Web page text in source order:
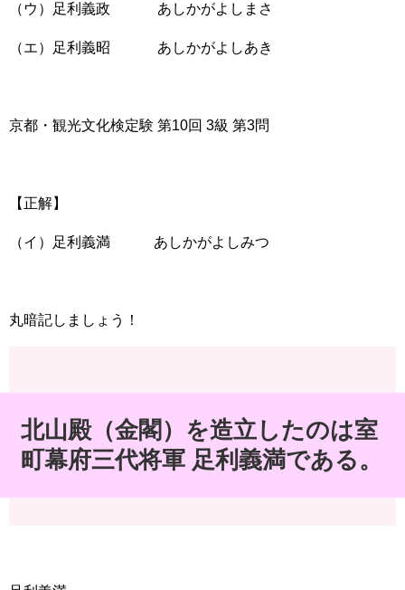
（ウ）足利義政 あしかがよしまさ
（エ）足利義昭 あしかがよしあき
京都・観光文化検定験 第10回 3級 第3問
【正解】
（イ）足利義満 あしかがよしみつ
丸暗記しましょう！
北山殿（金閣）を造立したのは室
町幕府三代将軍 足利義満である。